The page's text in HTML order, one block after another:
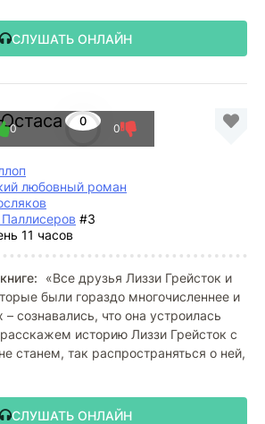
СЛУШАТЬ ОНЛАЙН
0
0 0
любовный роман
#3
11 часов
«Все друзья Лиззи Грейсток и
были гораздо многочисленнее и
сознавались, что она устроилась
историю Лиззи Грейсток с
станем, так распространяться о ней,
СЛУШАТЬ ОНЛАЙН